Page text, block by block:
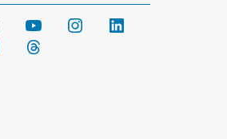
YouTube Instagram
WhatsApp